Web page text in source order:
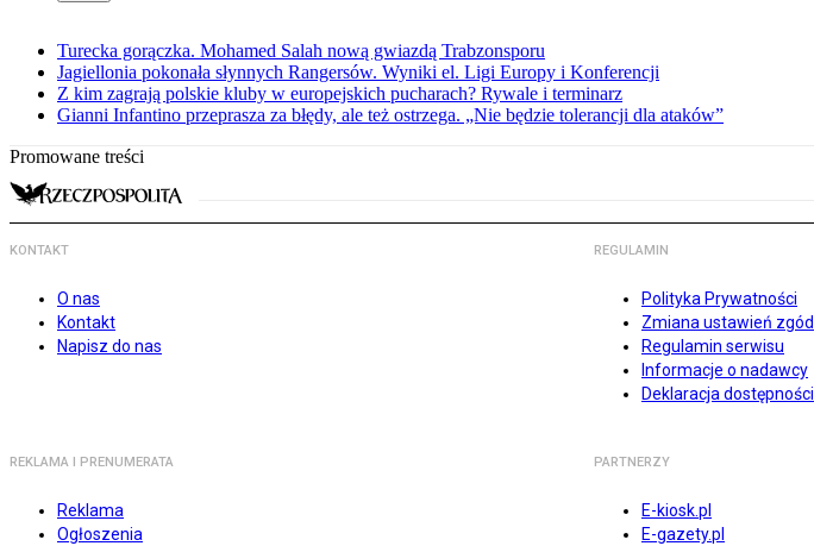
Turecka gorączka. Mohamed Salah nową gwiazdą Trabzonsporu
Jagiellonia pokonała słynnych Rangersów. Wyniki el. Ligi Europy i Konferencji
Z kim zagrają polskie kluby w europejskich pucharach? Rywale i terminarz
Gianni Infantino przeprasza za błędy, ale też ostrzega. „Nie będzie tolerancji dla ataków”
Promowane treści
KONTAKT
O nas
Kontakt
Napisz do nas
REGULAMIN
Polityka Prywatności
Zmiana ustawień zgód
Regulamin serwisu
Informacje o nadawcy
Deklaracja dostępności
REKLAMA I PRENUMERATA
Reklama
Ogłoszenia
PARTNERZY
E-kiosk.pl
E-gazety.pl